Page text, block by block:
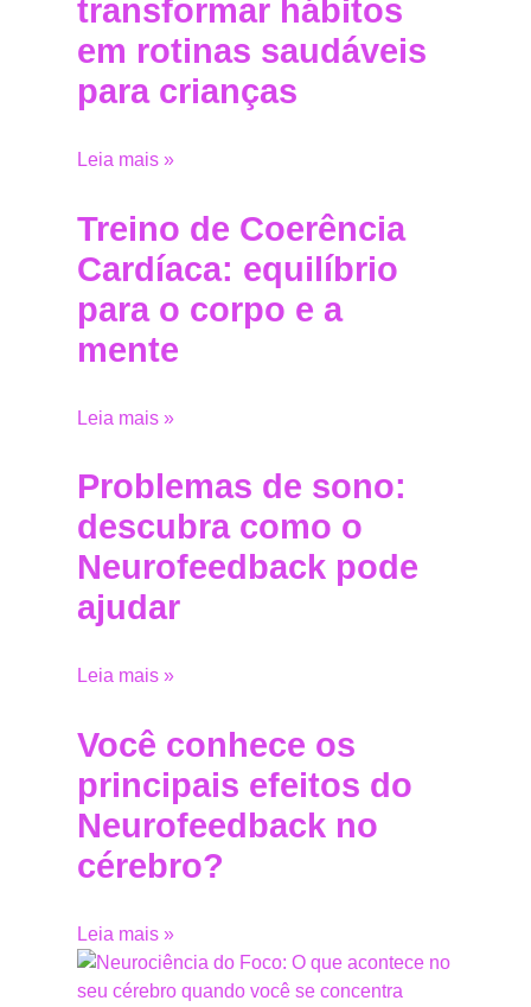
transformar hábitos
em rotinas saudáveis
para crianças
Leia mais »
Treino de Coerência
Cardíaca: equilíbrio
para o corpo e a
mente
Leia mais »
Problemas de sono:
descubra como o
Neurofeedback pode
ajudar
Leia mais »
Você conhece os
principais efeitos do
Neurofeedback no
cérebro?
Leia mais »